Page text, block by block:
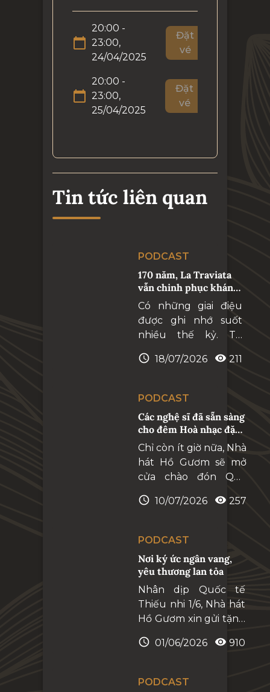
Carmen sẽ được tái hiện
nguyên trạng trên sân
khấu Nhà hát Hồ Gươm
với không gian và tinh
Carmen lần đầu vào năm
1875 tại Nhà hát Opéra-
Comique, Paris.
20:00 -
23:00,
24/04/2025
Đặt
vé
20:00 -
23:00,
25/04/2025
Đặt
vé
Tin tức liên quan
PODCAST
170 năm, La Traviata
vẫn chinh phục khán
giả trên toàn thế giới
Có những giai điệu
được ghi nhớ suốt
nhiều thế kỷ. Từ
Sempre libera mãnh
passato đầy xúc
trong La Traviata đều
mang dấu ấn của
Verdi và chạm đến
trái tim khán giả vượt
qua mọi rào cản của
ngôn ngữ, thời gian
và không gian. Hơn
những giai điệu ây
vẫn tiếp tục ngân
vang trên các sân
khẩu lớn của thê giới,
khơi dậy những cảm
xúc nguyên vẹn như
ngày đầu tiên.
18/07/2026 211
PODCAST
Các nghệ sĩ đã sẵn sàng
cho đêm Hoà nhạc đặc
biệt" The Symphony of
Time"
Chỉ còn ít giờ nữa, Nhà
hát Hồ Gươm sẽ mở
cửa chào đón Quý
nhạc đặc biệt " The
10/07/2026 257
PODCAST
Nơi ký ức ngân vang,
yêu thương lan tỏa
Nhân dịp Quốc tế
Thiếu nhi 1/6, Nhà hát
Hồ Gươm xin gửi tặng
là các em thiếu nhi,
cùng năm tháng –
01/06/2026 910
PODCAST